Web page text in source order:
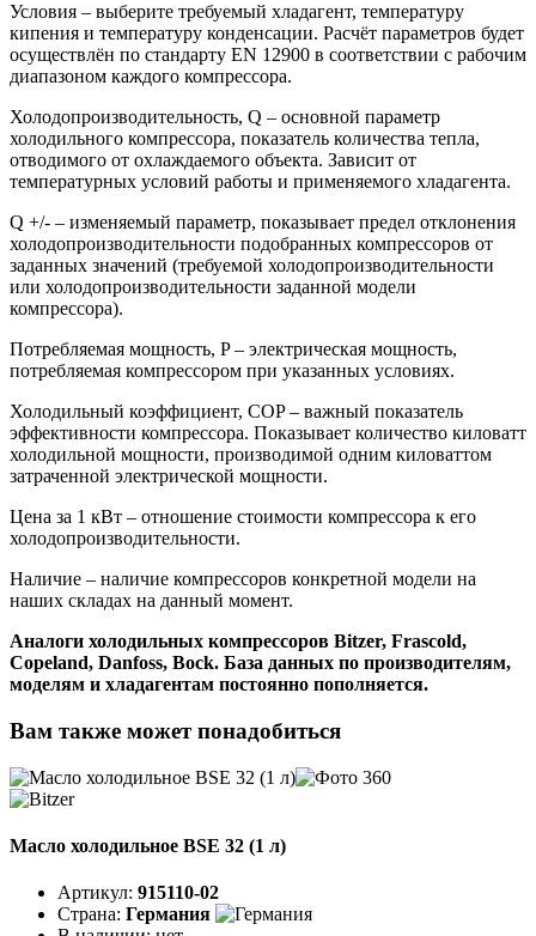
Условия – выберите требуемый хладагент, температуру
кипения и температуру конденсации. Расчёт параметров будет
осуществлён по стандарту EN 12900 в соответствии с рабочим
диапазоном каждого компрессора.
Холодопроизводительность, Q – основной параметр
холодильного компрессора, показатель количества тепла,
отводимого от охлаждаемого объекта. Зависит от
температурных условий работы и применяемого хладагента.
Q +/- – изменяемый параметр, показывает предел отклонения
холодопроизводительности подобранных компрессоров от
заданных значений (требуемой холодопроизводительности
или холодопроизводительности заданной модели
компрессора).
Потребляемая мощность, P – электрическая мощность,
потребляемая компрессором при указанных условиях.
Холодильный коэффициент, COP – важный показатель
эффективности компрессора. Показывает количество киловатт
холодильной мощности, производимой одним киловаттом
затраченной электрической мощности.
Цена за 1 кВт – отношение стоимости компрессора к его
холодопроизводительности.
Наличие – наличие компрессоров конкретной модели на
наших складах на данный момент.
Аналоги холодильных компрессоров Bitzer, Frascold,
Copeland, Danfoss, Bock. База данных по производителям,
моделям и хладагентам постоянно пополняется.
Вам также может понадобиться
Масло холодильное BSE 32 (1 л)
Артикул: 915110-02
Страна: Германия